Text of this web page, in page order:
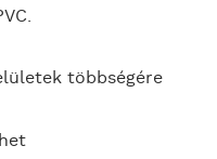
többségére